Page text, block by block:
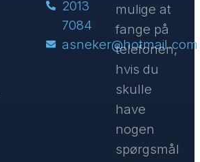
2013
7084
asneker@hotmail.com
mulige at
fange på
telefonen,
hvis du
skulle
have
nogen
spørgsmål